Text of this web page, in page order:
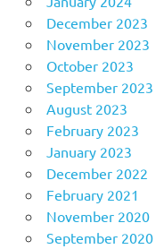
December 2023
November 2023
October 2023
September 2023
August 2023
February 2023
January 2023
December 2022
February 2021
November 2020
September 2020